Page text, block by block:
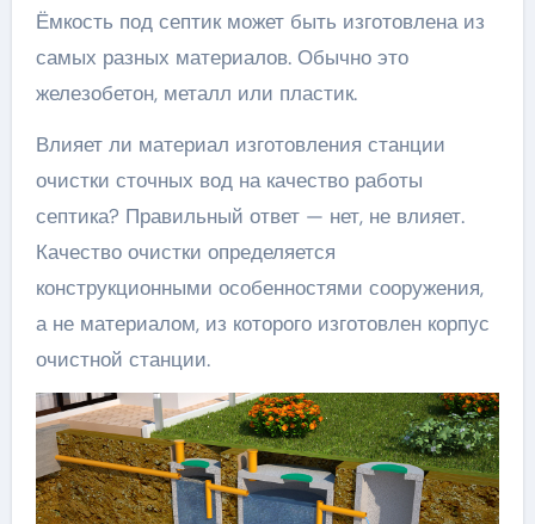
Ёмкость под септик может быть изготовлена из
самых разных материалов. Обычно это
железобетон, металл или пластик.
Влияет ли материал изготовления станции
очистки сточных вод на качество работы
септика? Правильный ответ — нет, не влияет.
Качество очистки определяется
конструкционными особенностями сооружения,
а не материалом, из которого изготовлен корпус
очистной станции.